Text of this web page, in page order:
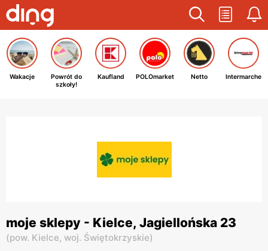
Wakacje
Powrót do
szkoły!
Kaufland POLOmarket Netto Intermarche
moje sklepy - Kielce, Jagiellońska 23
(pow. Kielce, woj. Świętokrzyskie)